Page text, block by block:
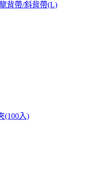
背帶/斜背帶(L)
(100入)